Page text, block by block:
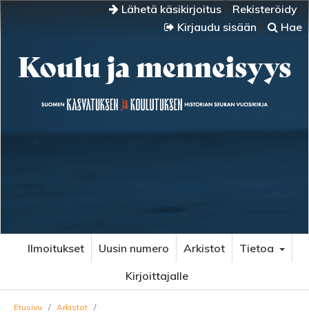
Lähetä käsikirjoitus
Rekisteröidy
Kirjaudu sisään
Hae
Ilmoitukset Uusin numero Arkistot
Tietoa
Kirjoittajalle
Etusivu / Arkistot /